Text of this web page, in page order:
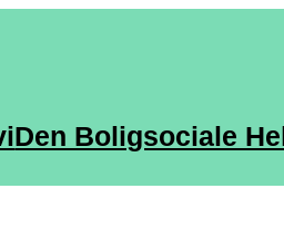
Den Boligsociale